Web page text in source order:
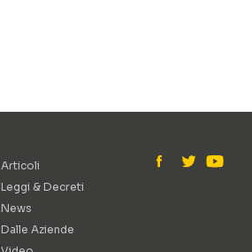
Articoli
Leggi & Decreti
News
Dalle Aziende